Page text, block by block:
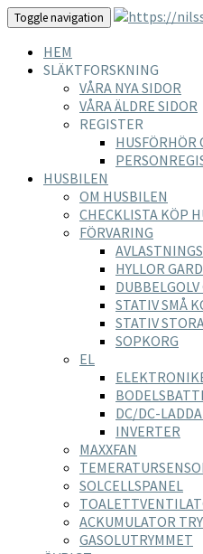
Toggle navigation
HEM
SLÄKTFORSKNING
VÅRA NYA SIDOR
VÅRA ÄLDRE SIDOR
REGISTER
HUSFÖRHÖR
HUSBILEN
OM HUSBILEN
CHECKLISTA KÖP
FÖRVARING
HYLLOR
DUBBELGOLV
STATIV SMÅ
STATIV
SOPKORG
EL
DC/DC-
INVERTER
MAXXFAN
SOLCELLSPANEL
ACKUMULATOR
GASOLUTRYMMET